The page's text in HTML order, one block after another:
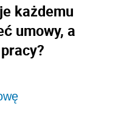
każdemu
umowy, a